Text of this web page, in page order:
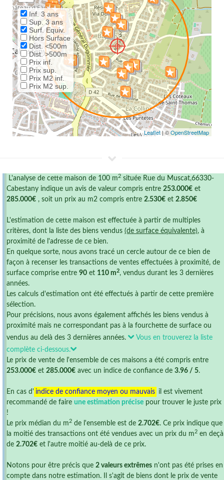
Inf. 3 ans
Sup. 3 ans
Surf. Equiv.
Hors Surface
Dist. <500m
Dist. >500m
Prix inf.
Prix sup.
Prix M2 inf.
Prix M2 sup.
Leaflet| ©OpenStreetMap
L'analyse de cette maison de 100 m 2 située Rue du Muscat,66330-
Cabestany indique un avis de valeur compris entre 253.000€ et
285.000€ , soit un prix au m2 compris entre 2.530€ et 2.850€
L'estimation de cette maison est effectuée à partir de multiples
critères, dont la liste des biens vendus (de surface équivalente), à
proximité de l'adresse de ce bien.
En quelque sorte, nous avons tracé un cercle autour de ce bien de
façon à recenser les transactions de ventes effectuées à proximité, de
surface comprise entre 90 et 110 m2, vendus durant les 3 dernières
années.
Les calculs d'estimation ont été effectués à partir de cette première
sélection.
Pour précisions, nous avons également affichés les biens vendus à
proximité mais ne correspondant pas à la fourchette de surface ou
vendus au delà des 3 dernières années.
Vous en trouverez la liste
complète ci-dessous.
Le prix de vente de l'ensemble de ces maisons a été compris entre
253.000€ et 285.000€ avec un indice de confiance de 3.96 / 5.
En cas d' indice de confiance moyen ou mauvais il est vivement
recommandé de faire une estimation précise pour trouver le juste prix
!
Le prix médian du m 2 de l'ensemble est de 2.702€. Ce prix indique que
la moitié des transactions ont été vendues avec un prix du m 2 en deçà
de 2.702€ et l'autre moitié au-delà de ce prix.
Notons pour être précis que 2 valeurs extrêmes n'ont pas été prises en
compte dans notre estimation. Il s'agit de biens dont le prix de vente